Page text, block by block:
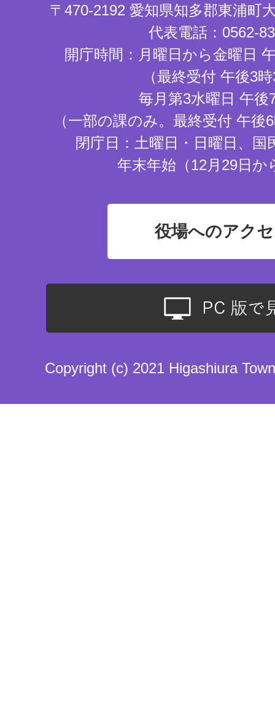
〒470-2192 愛知県知多郡東浦町
代表電話：0562-
開庁時間：月曜日から金曜日
（最終受付 午後3
毎月第3水曜日 午後
（一部の課のみ。最終受付 午
閉庁日：土曜日・日曜日、国
年末年始（12月29日か
役場へのアク
Copyright (c) 2021 Higashiura